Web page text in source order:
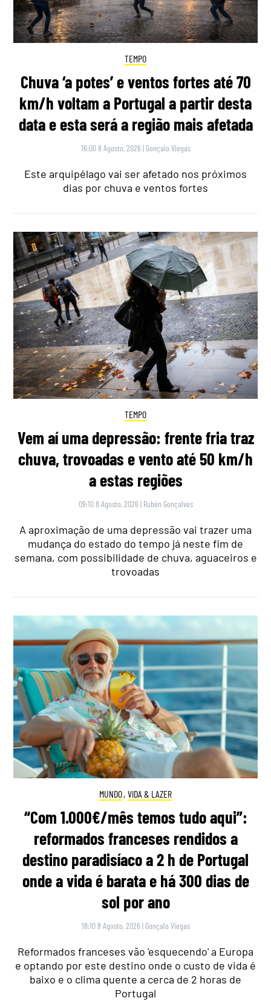
TEMPO
Chuva ‘a potes’ e ventos fortes até 70
km/h voltam a Portugal a partir desta
data e esta será a região mais afetada
16:00 8 Agosto, 2026 | Gonçalo Viegas
Este arquipélago vai ser afetado nos próximos
dias por chuva e ventos fortes
TEMPO
Vem aí uma depressão: frente fria traz
chuva, trovoadas e vento até 50 km/h
a estas regiões
09:10 8 Agosto, 2026 | Rubén Gonçalves
A aproximação de uma depressão vai trazer uma
mudança do estado do tempo já neste fim de
semana, com possibilidade de chuva, aguaceiros e
trovoadas
MUNDO, VIDA & LAZER
“Com 1.000€/mês temos tudo aqui”:
reformados franceses rendidos a
destino paradisíaco a 2 h de Portugal
onde a vida é barata e há 300 dias de
sol por ano
18:10 8 Agosto, 2026 | Gonçalo Viegas
Reformados franceses vão 'esquecendo' a Europa
e optando por este destino onde o custo de vida é
baixo e o clima quente a cerca de 2 horas de
Portugal